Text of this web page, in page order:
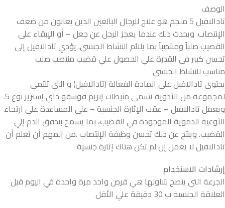
الوصف
تادالافيل 5 ملجم هو علاج للرجال البالغين الذين يعانون من ضعف
الإنتصاب. ويحدث ذلك عندما يعجز الرجل عن جعل – أو الإبقاء على
القضيب صلباً ومنتصباً بما يلائم النشاط الجنسي. يؤدي تادالافيل إلى
تحسن كبير في القدرة علي الحصول علي قضيب منتصب صلب
مناسب للنشاط الجنسي
يحتوي تادالافيل علي المادة الفعالة (تادالافيل) و التي تنتمي
لمجموعة من الأدوية تسمى مثبطات إنزيم فوسفو داي إستريز نوع 5.
ويعمل تادالافيل – عقب الإثارة الجنسية – علي المساعدة علي ارتخاء
الأوعية الدموية الموجودة في القضيب، بما يسمح بتدفق الدم إلي
القضيب. وينتج عن ذلك تحسن وظيفة الإنتصاب .من المهم أن تعلم أن
تادالافيل لا يعمل إن لم تكن هناك إثارة جنسية
إرشادات الاستخدام
الجرعة التي ينصح بتناولها هي قرص واحد مرة واحدة في اليوم قبل
العلاقة الجنسية ب 30 دقيقة علي الأقل